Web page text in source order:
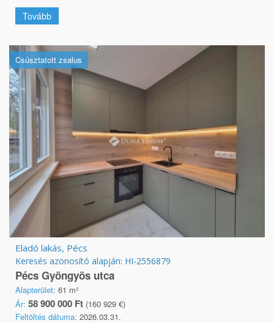
Tovább
Csúsztatott zsalus
Eladó lakás, Pécs
Keresés azonosító alapján: HI-2556879
Pécs Gyöngyös utca
Alapterület: 61 m²
Ár: 58 900 000 Ft (160 929 €)
Feltöltés dátuma: 2026.03.31.